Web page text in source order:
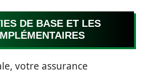
DE BASE ET LES
votre assurance